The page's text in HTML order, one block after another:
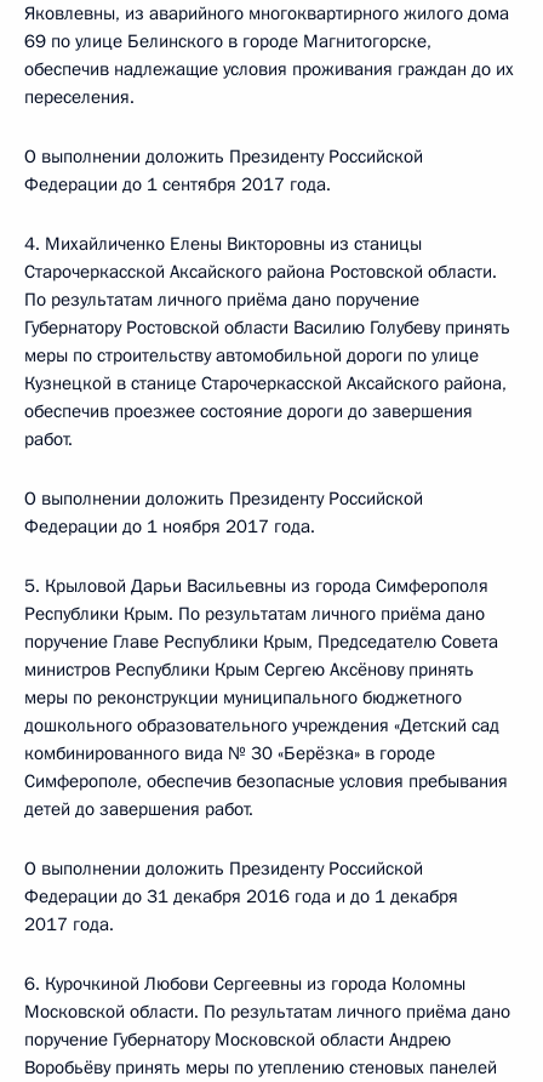
Яковлевны, из аварийного многоквартирного жилого дома
69 по улице Белинского в городе Магнитогорске,
обеспечив надлежащие условия проживания граждан до их
переселения.
О выполнении доложить Президенту Российской
Федерации до 1 сентября 2017 года.
4. Михайличенко Елены Викторовны из станицы
Старочеркасской Аксайского района Ростовской области.
По результатам личного приёма дано поручение
Губернатору Ростовской области Василию Голубеву принять
меры по строительству автомобильной дороги по улице
Кузнецкой в станице Старочеркасской Аксайского района,
обеспечив проезжее состояние дороги до завершения
работ.
О выполнении доложить Президенту Российской
Федерации до 1 ноября 2017 года.
5. Крыловой Дарьи Васильевны из города Симферополя
Республики Крым. По результатам личного приёма дано
поручение Главе Республики Крым, Председателю Совета
министров Республики Крым Сергею Аксёнову принять
меры по реконструкции муниципального бюджетного
дошкольного образовательного учреждения «Детский сад
комбинированного вида № 30 «Берёзка» в городе
Симферополе, обеспечив безопасные условия пребывания
детей до завершения работ.
О выполнении доложить Президенту Российской
Федерации до 31 декабря 2016 года и до 1 декабря
2017 года.
6. Курочкиной Любови Сергеевны из города Коломны
Московской области. По результатам личного приёма дано
поручение Губернатору Московской области Андрею
Воробьёву принять меры по утеплению стеновых панелей